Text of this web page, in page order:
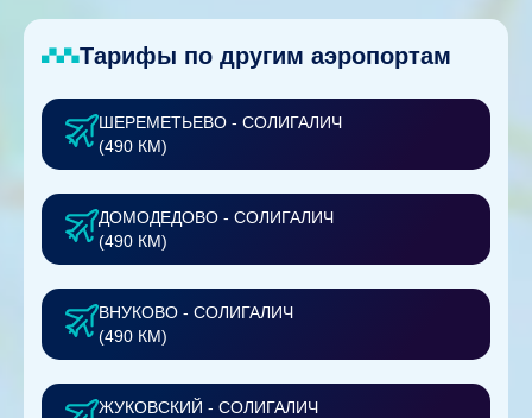
Тарифы по другим аэропортам
ШЕРЕМЕТЬЕВО - СОЛИГАЛИЧ
(490 КМ)
ДОМОДЕДОВО - СОЛИГАЛИЧ
(490 КМ)
ВНУКОВО - СОЛИГАЛИЧ
(490 КМ)
ЖУКОВСКИЙ - СОЛИГАЛИЧ